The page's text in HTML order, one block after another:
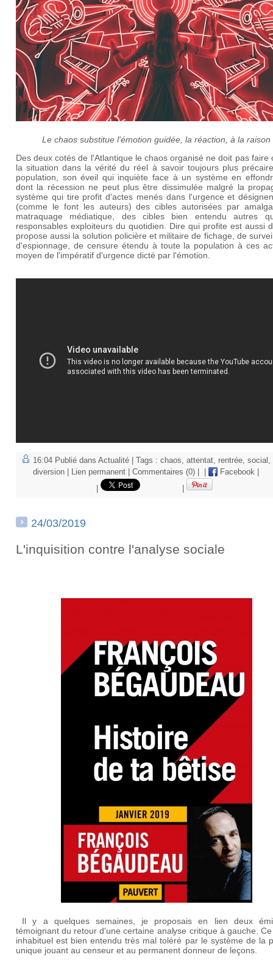
Le chaos substitue l'émotion guidée, la réaction, à la raison
Des deux cotés de l'Atlantique le chaos organisé ne doit pas faire
la situation dans la vérité du réel à savoir toujours plus
population, son éveil qui inquiète face à un système en
dont la récession ne peut plus être dissimulée malgré la
système qui tire profit d'actes menés dans l'urgence et
(comme le font les auteurs) des cibles autorisées par
matraquage médiatique, des cibles bien entendu autres
responsables exploiteurs du quotidien. Dire qui profite est aussi
propose aussi la solution policière et militaire de fichage, de
d'espionnage, de censure étendu à toute la population à ces
moyen de l'impératif d'urgence dicté par l'émotion.
16:04 Publié dans Actualité | Tags : chaos, attentat, rentrée, social ,
diversion
Lien permanent Commentaires (0) Facebook
24/03/2019
L'inquisition contre l'analyse sociale
Il y a quelques semaines, je proposais en lien deux
témoignant du retour d'une certaine analyse critique à gauche.
inhabituel est bien entendu très mal toléré par le système de la
unique jouant au censeur et au permanent donneur de leçons.